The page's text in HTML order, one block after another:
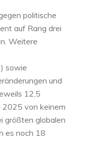
politische
auf Rang drei
Weitere
sowie
und
12,5
2025 von keinem
größten globalen
es noch 18